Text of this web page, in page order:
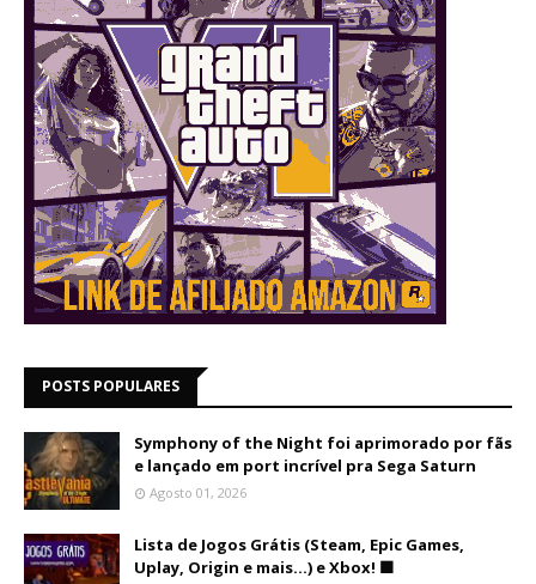
POSTS POPULARES
Symphony of the Night foi aprimorado por fãs
e lançado em port incrível pra Sega Saturn
Agosto 01, 2026
Lista de Jogos Grátis (Steam, Epic Games,
Uplay, Origin e mais...) e Xbox! 🟩